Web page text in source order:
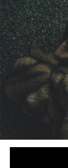
POSTPUNK
LO-
FI
GARAGE
EXPERIMENTAL
SYNTHPOP
PUNK
SHOEGAZE
SOUL